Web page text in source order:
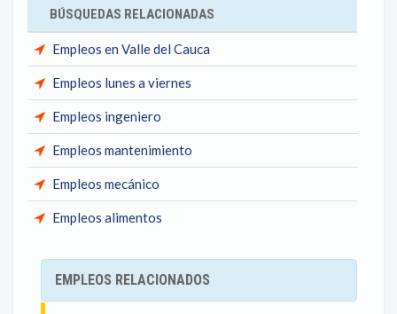
BÚSQUEDAS RELACIONADAS
Empleos en Valle del Cauca
Empleos lunes a viernes
Empleos ingeniero
Empleos mantenimiento
Empleos mecánico
Empleos alimentos
EMPLEOS RELACIONADOS